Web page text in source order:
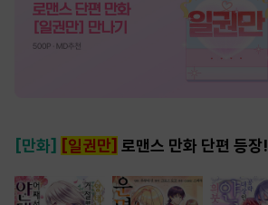
[만화] [일권만] 로맨스 만화 단편 등장!